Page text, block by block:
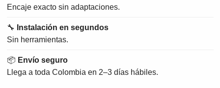
Encaje exacto sin adaptaciones.
🔧
Instalación en segundos
Sin herramientas.
📦 Envío seguro
Llega a toda Colombia en 2–3 días hábiles.